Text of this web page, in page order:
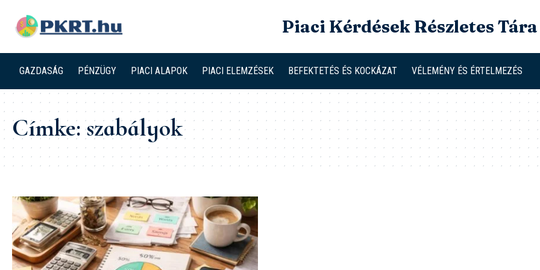
Piaci Kérdések Részletes Tára
GAZDASÁG PÉNZÜGY PIACI ALAPOK PIACI ELEMZÉSEK BEFEKTETÉS ÉS KOCKÁZAT VÉLEMÉNY ÉS ÉRTELMEZÉS
Címke:szabályok